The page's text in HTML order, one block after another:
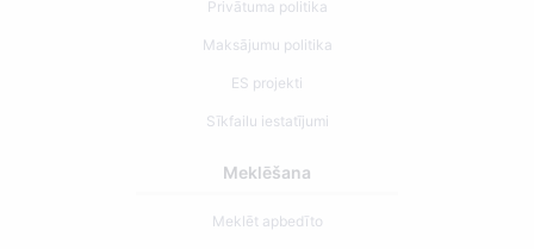
Privātuma politika
Maksājumu politika
ES projekti
Sīkfailu iestatījumi
Meklēšana
Meklēt apbedīto